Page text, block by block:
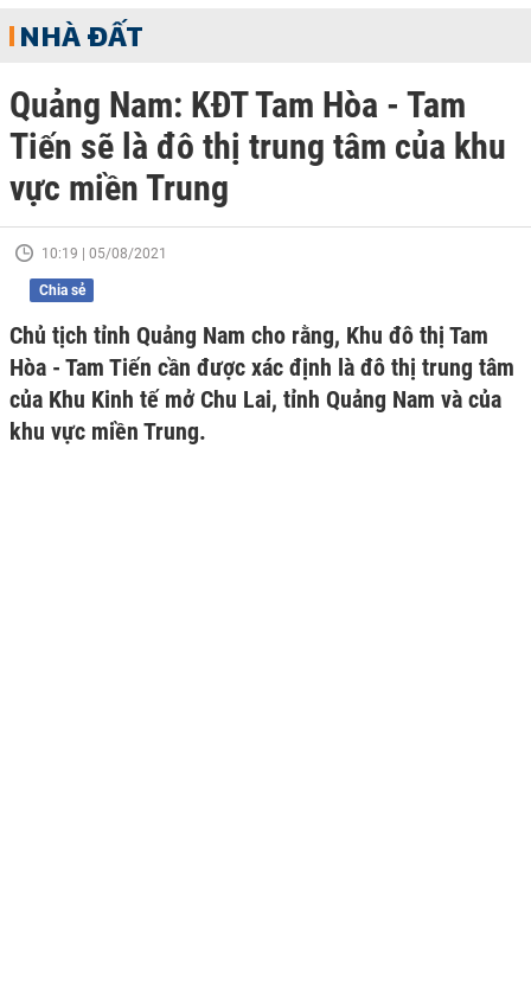
NHÀ ĐẤT
Quảng Nam: KĐT Tam Hòa - Tam
Tiến sẽ là đô thị trung tâm của khu
vực miền Trung
10:19 | 05/08/2021
Chia sẻ
Chủ tịch tỉnh Quảng Nam cho rằng, Khu đô thị Tam
Hòa - Tam Tiến cần được xác định là đô thị trung tâm
của Khu Kinh tế mở Chu Lai, tỉnh Quảng Nam và của
khu vực miền Trung.